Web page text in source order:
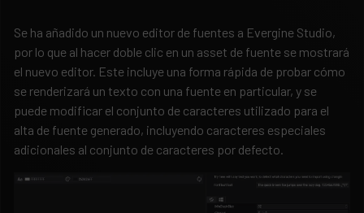
Se ha añadido un nuevo editor de fuentes a Evergine Studio,
por lo que al hacer doble clic en un asset de fuente se mostrará
el nuevo editor. Este incluye una forma rápida de probar cómo
se renderizará un texto con una fuente en particular, y se
puede modificar el conjunto de caracteres utilizado para el
alta de fuente generado, incluyendo caracteres especiales
adicionales al conjunto de caracteres por defecto.